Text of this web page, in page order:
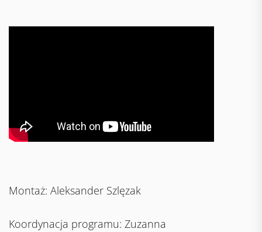
Montaż: Aleksander Szlęzak
Koordynacja programu: Zuzanna